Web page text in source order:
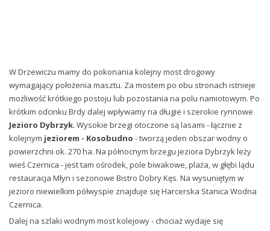
W Drzewiczu mamy do pokonania kolejny most drogowy
wymagający położenia masztu. Za mostem po obu stronach istnieje
możliwość krótkiego postoju lub pozostania na polu namiotowym. Po
krótkim odcinku Brdy dalej wpływamy na długie i szerokie rynnowe
Jezioro Dybrzyk. Wysokie brzegi otoczone są lasami - łącznie z
kolejnym jeziorem - Kosobudno - tworzą jeden obszar wodny o
powierzchni ok. 270 ha. Na północnym brzegu jeziora Dybrzyk leży
wieś Czernica - jest tam ośrodek, pole biwakowe, plaża, w głębi lądu
restauracja Młyn i sezonowe Bistro Dobry Kęs. Na wysuniętym w
jezioro niewielkim półwyspie znajduje się Harcerska Stanica Wodna
Czernica.
Dalej na szlaki wodnym most kolejowy - chociaż wydaje się